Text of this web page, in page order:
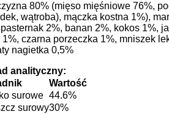
80% (mięso mięśniowe 76%,
wątroba), mączka kostna 1%),
2%, banan 2%, kokos 1%,
1%, czarna porzeczka 1%, mniszek
nagietka 0,5%
analityczny:
Wartość
surowe 44.6%
surowy30%